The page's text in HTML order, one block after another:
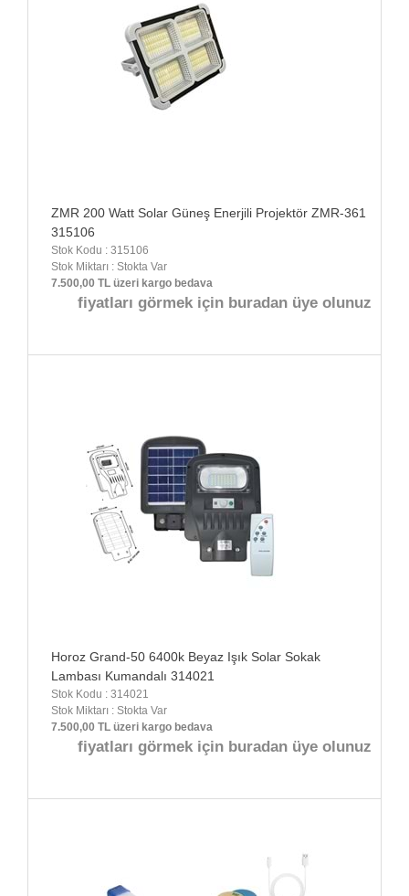
ZMR 200 Watt Solar Güneş Enerjili Projektör ZMR-361
315106
Stok Kodu : 315106
Stok Miktarı : Stokta Var
7.500,00 TL üzeri kargo bedava
fiyatları görmek için buradan üye olunuz
Horoz Grand-50 6400k Beyaz Işık Solar Sokak
Lambası Kumandalı 314021
Stok Kodu : 314021
Stok Miktarı : Stokta Var
7.500,00 TL üzeri kargo bedava
fiyatları görmek için buradan üye olunuz